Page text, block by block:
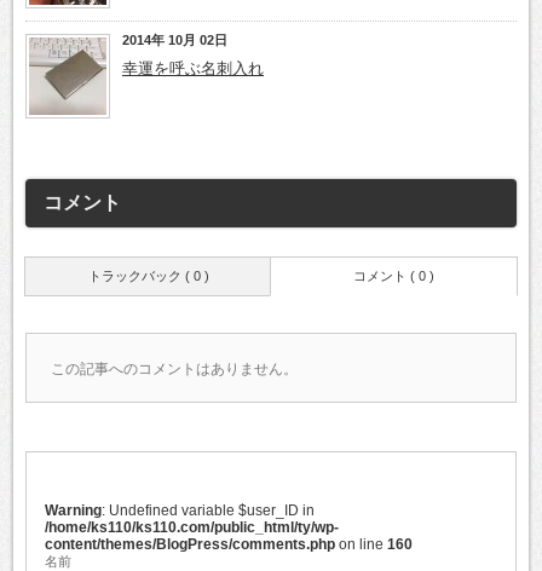
2014年 10月 02日
幸運を呼ぶ名刺入れ
コメント
トラックバック ( 0 ) コメント ( 0 )
この記事へのコメントはありません。
Warning : Undefined variable $user_ID in
/home/ks110/ks110.com/public_html/ty/wp-
content/themes/BlogPress/comments.php on line 160
名前